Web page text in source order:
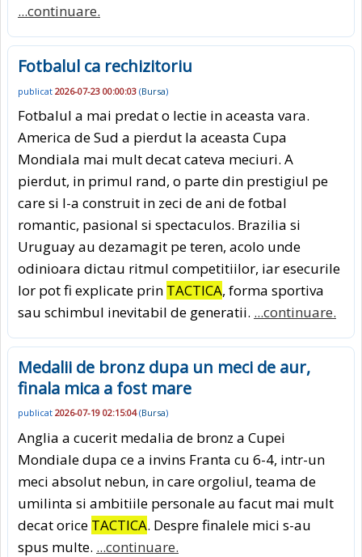
...continuare.
Fotbalul ca rechizitoriu
publicat 2026-07-23 00:00:03 (Bursa)
Fotbalul a mai predat o lectie in aceasta vara.
America de Sud a pierdut la aceasta Cupa
Mondiala mai mult decat cateva meciuri. A
pierdut, in primul rand, o parte din prestigiul pe
care si l-a construit in zeci de ani de fotbal
romantic, pasional si spectaculos. Brazilia si
Uruguay au dezamagit pe teren, acolo unde
odinioara dictau ritmul competitiilor, iar esecurile
lor pot fi explicate prin TACTICA, forma sportiva
sau schimbul inevitabil de generatii. ...continuare.
Medalii de bronz dupa un meci de aur,
finala mica a fost mare
publicat 2026-07-19 02:15:04(Bursa)
Anglia a cucerit medalia de bronz a Cupei
Mondiale dupa ce a invins Franta cu 6-4, intr-un
meci absolut nebun, in care orgoliul, teama de
umilinta si ambitiile personale au facut mai mult
decat orice TACTICA. Despre finalele mici s-au
spus multe. ...continuare.